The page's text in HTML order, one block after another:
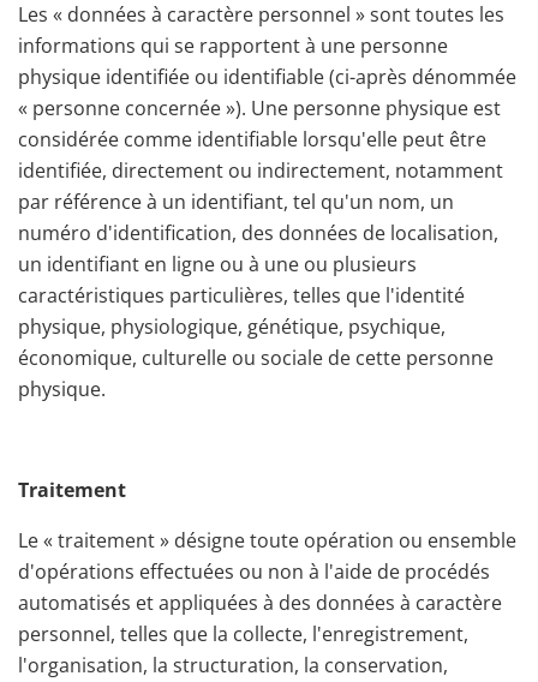
Les « données à caractère personnel » sont toutes les
informations qui se rapportent à une personne
physique identifiée ou identifiable (ci-après dénommée
« personne concernée »). Une personne physique est
considérée comme identifiable lorsqu'elle peut être
identifiée, directement ou indirectement, notamment
par référence à un identifiant, tel qu'un nom, un
numéro d'identification, des données de localisation,
un identifiant en ligne ou à une ou plusieurs
caractéristiques particulières, telles que l'identité
physique, physiologique, génétique, psychique,
économique, culturelle ou sociale de cette personne
physique.
Traitement
Le « traitement » désigne toute opération ou ensemble
d'opérations effectuées ou non à l'aide de procédés
automatisés et appliquées à des données à caractère
personnel, telles que la collecte, l'enregistrement,
l'organisation, la structuration, la conservation,